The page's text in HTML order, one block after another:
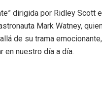
dirigida por Ridley Scott
Mark Watney,
de su trama
en nuestro día a día.